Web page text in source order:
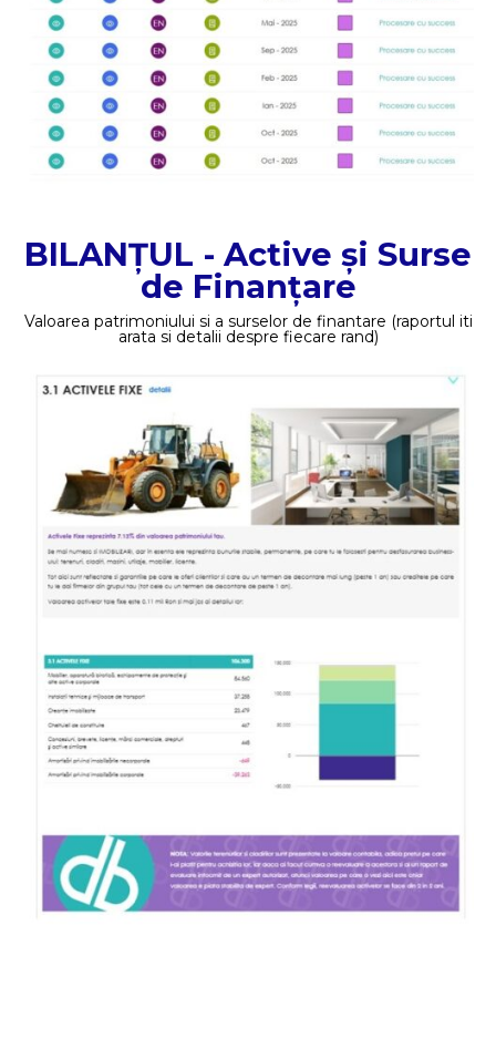
BILANȚUL - Active și Surse
de Finanțare
Valoarea patrimoniului si a surselor de finantare (raportul iti
arata si detalii despre fiecare rand)